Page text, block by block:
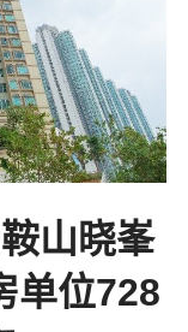
山晓峯
单位728